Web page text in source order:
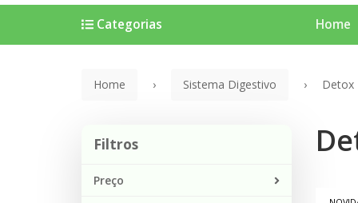
Home
Categorias
Home Sistema Digestivo Detox
Filtros
Preço